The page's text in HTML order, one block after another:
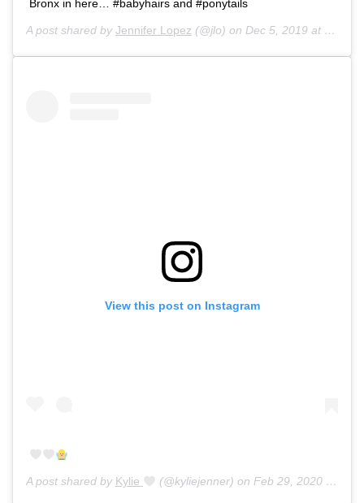
Bronx in here… #babyhairs and #ponytails
A post shared by Jennifer Lopez (@jlo) on Dec 5, 2019 at 7:03pm PST
View this post on Instagram
A post shared by Kylie (@kyliejenner) on Feb 29, 2020 at 4:08pm PST